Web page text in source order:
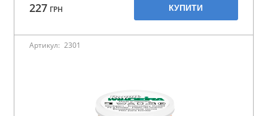
227 ГРН КУПИТИ
Артикул: 2301